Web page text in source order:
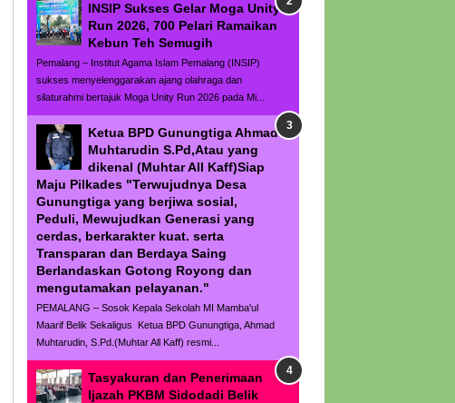
INSIP Sukses Gelar Moga Unity
Run 2026, 700 Pelari Ramaikan
Kebun Teh Semugih
Pemalang – Institut Agama Islam Pemalang (INSIP)
sukses menyelenggarakan ajang olahraga dan
silaturahmi bertajuk Moga Unity Run 2026 pada Mi...
Ketua BPD Gunungtiga Ahmad
Muhtarudin S.Pd,Atau yang
dikenal (Muhtar All Kaff)Siap
Maju Pilkades "Terwujudnya Desa
Gunungtiga yang berjiwa sosial,
Peduli, Mewujudkan Generasi yang
cerdas, berkarakter kuat. serta
Transparan dan Berdaya Saing
Berlandaskan Gotong Royong dan
mengutamakan pelayanan."
PEMALANG – Sosok Kepala Sekolah MI Mamba'ul
Maarif Belik Sekaligus Ketua BPD Gunungtiga, Ahmad
Muhtarudin, S.Pd.(Muhtar All Kaff) resmi...
Tasyakuran dan Penerimaan
Ijazah PKBM Sidodadi Belik